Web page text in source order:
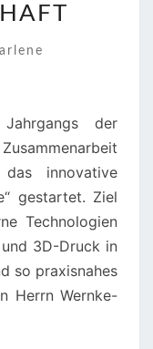
der
innovative
gestartet. Ziel
Technologien
3D-Druck in
so praxisnahes
Herrn Wernke-